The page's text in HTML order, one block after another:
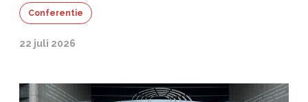
Conferentie
22 juli 2026